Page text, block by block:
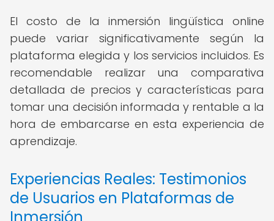
El costo de la inmersión lingüística online
puede variar significativamente según la
plataforma elegida y los servicios incluidos. Es
recomendable realizar una comparativa
detallada de precios y características para
tomar una decisión informada y rentable a la
hora de embarcarse en esta experiencia de
aprendizaje.
Experiencias Reales: Testimonios
de Usuarios en Plataformas de